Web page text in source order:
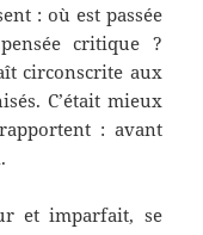
: où est passée
critique ?
circonscrite aux
C’était mieux
: avant
et imparfait, se